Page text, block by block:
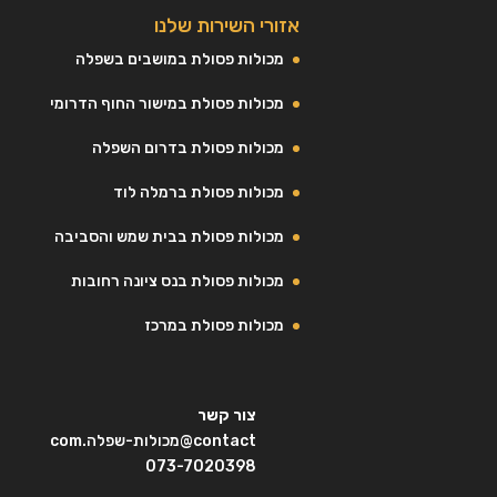
אזורי השירות שלנו
מכולות פסולת במושבים בשפלה
מכולות פסולת במישור החוף הדרומי
מכולות פסולת בדרום השפלה
מכולות פסולת ברמלה לוד
מכולות פסולת בבית שמש והסביבה
מכולות פסולת בנס ציונה רחובות
מכולות פסולת במרכז
צור קשר
contact@מכולות-שפלה.com
073-7020398